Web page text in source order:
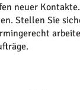
neuer
Stellen Sie